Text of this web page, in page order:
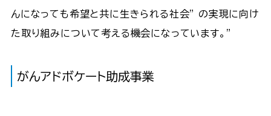
んになっても希望と共に生きられる社会” の実現に向け
た取り組みについて考える機会になっています。”
がんアドボケート助成事業